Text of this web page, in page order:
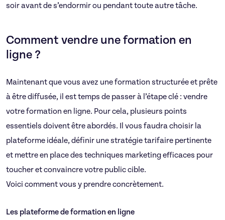
soir avant de s’endormir ou pendant toute autre tâche.
Comment vendre une formation en
ligne ?
Maintenant que vous avez une formation structurée et prête
à être diffusée, il est temps de passer à l’étape clé : vendre
votre formation en ligne. Pour cela, plusieurs points
essentiels doivent être abordés. Il vous faudra choisir la
plateforme idéale, définir une stratégie tarifaire pertinente
et mettre en place des techniques marketing efficaces pour
toucher et convaincre votre public cible.
Voici comment vous y prendre concrètement.
Les plateforme de formation en ligne